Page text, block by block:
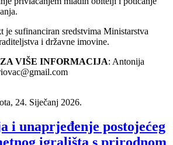
je sufinanciran sredstvima Ministarstva
i državne imovine.
VIŠE INFORMACIJA: Antonija
24. Siječanj 2026.
i unaprjeđenje postojećeg